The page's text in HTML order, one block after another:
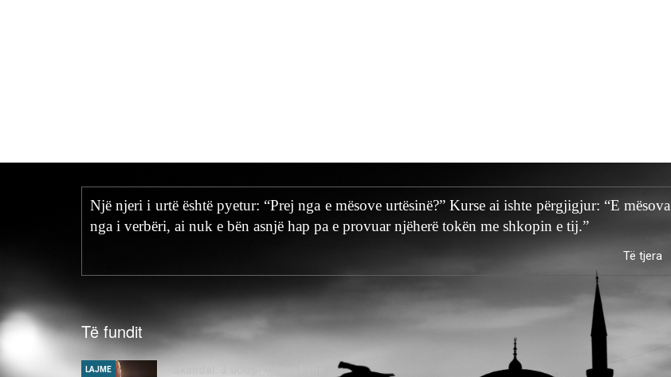
Një njeri i urtë është pyetur: “Prej nga e mësove urtësinë?” Kurse ai ishte përgjigjur: “E mësova
nga i verbëri, ai nuk e bën asnjë hap pa e provuar njëherë tokën me shkopin e tij.”
Të tjera
Të fundit
LAJME